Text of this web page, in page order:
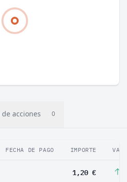
de acciones 0
FECHA DE PAGO IMPORTE
1,20 €